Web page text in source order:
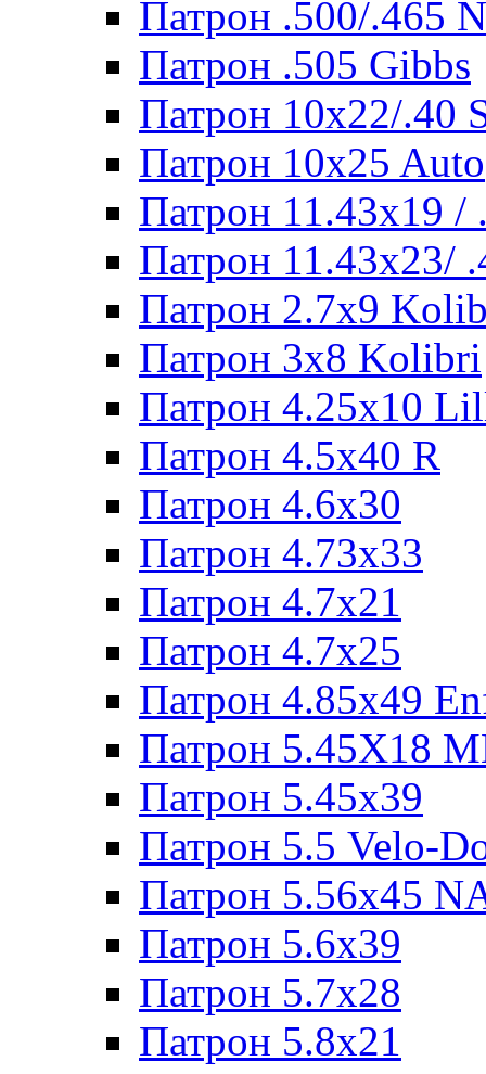
Патрон .500/.465
Патрон .505 Gibbs
Патрон 10x22/.40
Патрон 10x25 Auto
Патрон 11.43x19 /
Патрон 11.43x23/
Патрон 2.7x9
Патрон 3x8 Kolibri
Патрон 4.25x10
Патрон 4.5x40 R
Патрон 4.6x30
Патрон 4.73x33
Патрон 4.7x21
Патрон 4.7x25
Патрон 4.85x49
Патрон 5.45X18
Патрон 5.45х39
Патрон 5.5 Velo-
Патрон 5.56х45
Патрон 5.6х39
Патрон 5.7x28
Патрон 5.8x21